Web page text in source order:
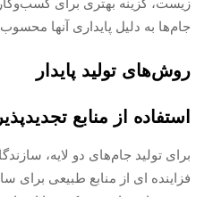
جام‌ها به دلیل پایداری آنها
روش‌های تولید پایدار
استفاده از منابع
برای تولید جام‌های دو لایه،
فزاینده ای از منابع طبیعی